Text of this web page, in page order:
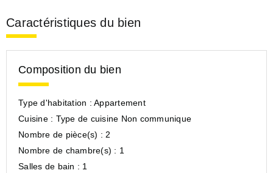
Caractéristiques du bien
Composition du bien
Type d'habitation : Appartement
Cuisine : Type de cuisine Non communique
Nombre de pièce(s) : 2
Nombre de chambre(s) : 1
Salles de bain : 1